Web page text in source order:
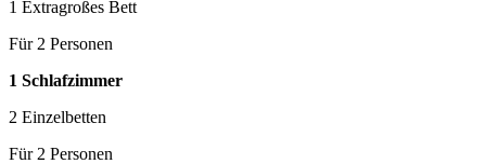
1 Extragroßes Bett
Für 2 Personen
1 Schlafzimmer
2 Einzelbetten
Für 2 Personen